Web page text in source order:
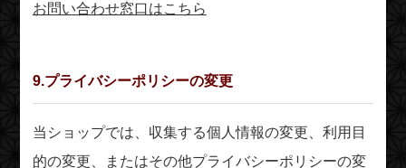
お問い合わせ窓口はこちら
9.プライバシーポリシーの変更
当ショップでは、収集する個人情報の変更、利用目
的の変更、またはその他プライバシーポリシーの変